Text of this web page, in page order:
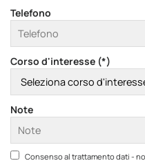
Telefono
Corso d'interesse (*)
Note
Consenso al trattamento dati -